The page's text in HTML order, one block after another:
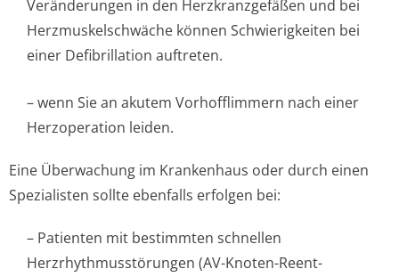
Veränderungen in den Herzkranzgefäßen und bei
Herzmuskelschwäche können Schwierigkeiten bei
einer Defibrillation auftreten.
– wenn Sie an akutem Vorhofflimmern nach einer
Herzoperation leiden.
Eine Überwachung im Krankenhaus oder durch einen
Spezialisten sollte ebenfalls erfolgen bei:
– Patienten mit bestimmten schnellen
Herzrhythmusstörun­gen (AV-Knoten-Reent-